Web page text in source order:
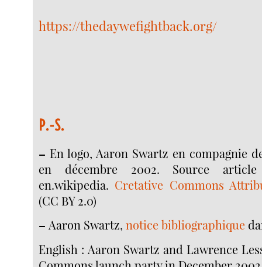
https://thedaywefightback.org/
P.-S.
– En logo, Aaron Swartz en compagnie
en décembre 2002. Source
en.wikipedia. Cretative Commons
(CC BY 2.0)
– Aaron Swartz,notice bibliographique
English : Aaron Swartz and Lawrence